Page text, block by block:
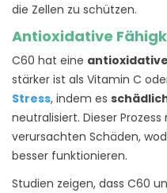
die Zellen zu schützen.
Antioxidative
C60 hat eine
stärker ist als Vitamin C
Stress, indem es
neutralisiert. Dieser
verursachten Schäden,
besser funktionieren.
Studien zeigen, dass C60